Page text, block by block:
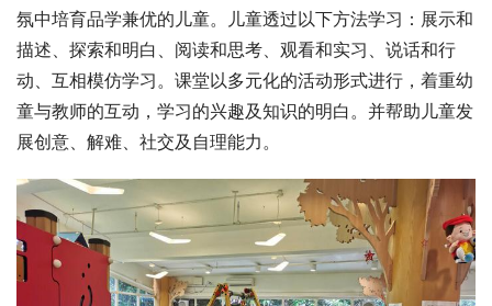
氛中培育品学兼优的儿童。儿童透过以下方法学习：展示和
描述、探索和明白、阅读和思考、观看和实习、说话和行
动、互相模仿学习。课堂以多元化的活动形式进行，着重幼
童与教师的互动，学习的兴趣及知识的明白。并帮助儿童发
展创意、解难、社交及自理能力。